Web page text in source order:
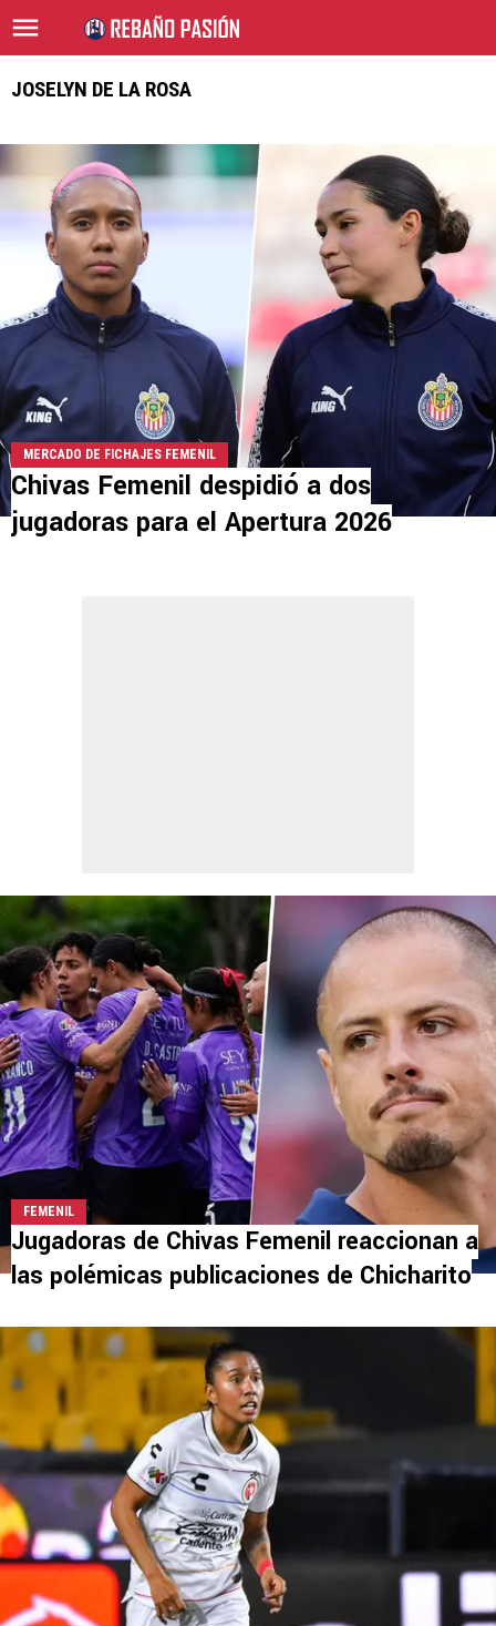
JOSELYN DE LA ROSA
MERCADO DE FICHAJES FEMENIL
Chivas Femenil despidió a dos
jugadoras para el Apertura 2026
FEMENIL
Jugadoras de Chivas Femenil reaccionan a
las polémicas publicaciones de Chicharito